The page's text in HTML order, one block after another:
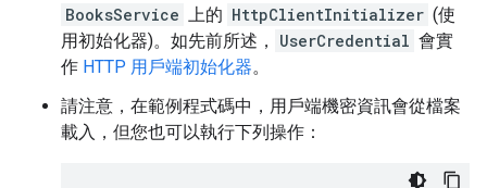
BooksService 上的 HttpClientInitializer (使
用初始化器)。如先前所述，
UserCredential 會實
作 HTTP 用戶端初始化器。
請注意，在範例程式碼中，用戶端機密資訊會從檔案
載入，但您也可以執行下列操作：